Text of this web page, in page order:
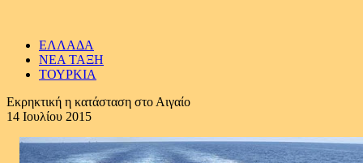
ΕΛΛΑΔΑ
ΝΕΑ ΤΑΞΗ
ΤΟΥΡΚΙΑ
Εκρηκτική η κατάσταση στο Αιγαίο
14 Ιουλίου 2015